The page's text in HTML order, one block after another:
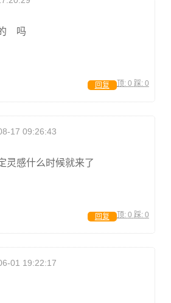
的 吗
顶: 0 踩: 0
回复
17 09:26:43
灵感什么时候就来了
顶: 0 踩: 0
回复
01 19:22:17